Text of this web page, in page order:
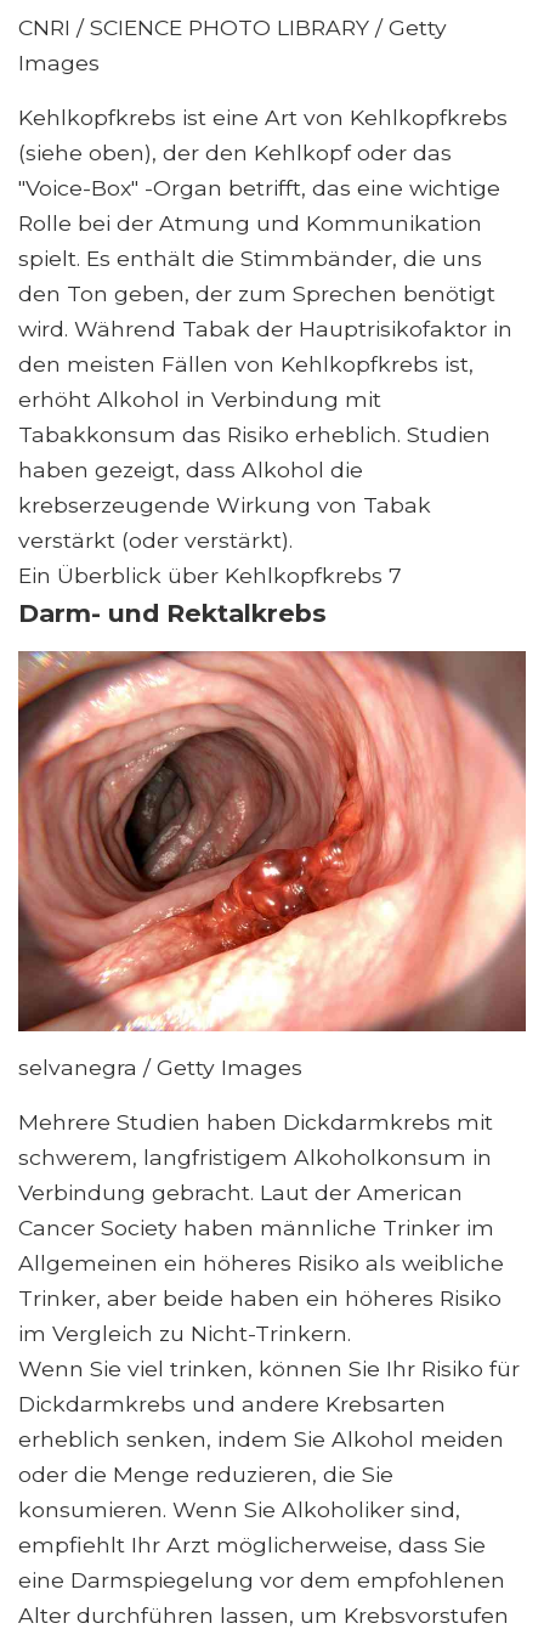
CNRI / SCIENCE PHOTO LIBRARY / Getty
Images
Kehlkopfkrebs ist eine Art von Kehlkopfkrebs
(siehe oben), der den Kehlkopf oder das
"Voice-Box" -Organ betrifft, das eine wichtige
Rolle bei der Atmung und Kommunikation
spielt. Es enthält die Stimmbänder, die uns
den Ton geben, der zum Sprechen benötigt
wird. Während Tabak der Hauptrisikofaktor in
den meisten Fällen von Kehlkopfkrebs ist,
erhöht Alkohol in Verbindung mit
Tabakkonsum das Risiko erheblich. Studien
haben gezeigt, dass Alkohol die
krebserzeugende Wirkung von Tabak
verstärkt (oder verstärkt).
Ein Überblick über Kehlkopfkrebs 7
Darm- und Rektalkrebs
selvanegra / Getty Images
Mehrere Studien haben Dickdarmkrebs mit
schwerem, langfristigem Alkoholkonsum in
Verbindung gebracht. Laut der American
Cancer Society haben männliche Trinker im
Allgemeinen ein höheres Risiko als weibliche
Trinker, aber beide haben ein höheres Risiko
im Vergleich zu Nicht-Trinkern.
Wenn Sie viel trinken, können Sie Ihr Risiko für
Dickdarmkrebs und andere Krebsarten
erheblich senken, indem Sie Alkohol meiden
oder die Menge reduzieren, die Sie
konsumieren. Wenn Sie Alkoholiker sind,
empfiehlt Ihr Arzt möglicherweise, dass Sie
eine Darmspiegelung vor dem empfohlenen
Alter durchführen lassen, um Krebsvorstufen